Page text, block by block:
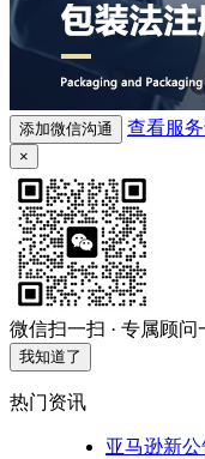
添加微信沟通 查看服
×
微信扫一扫 · 专属顾问
我知道了
热门资讯
亚马逊新